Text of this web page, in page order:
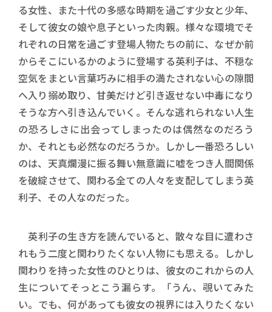
る女性、また十代の多感な時期を過ごす少女と少年、
そして彼女の娘や息子といった肉親。様々な環境でそ
れぞれの日常を過ごす登場人物たちの前に、なぜか前
からそこにいるかのように登場する英利子は、不穏な
空気をまとい言葉巧みに相手の満たされない心の隙間
へ入り搦め取り、甘美だけど引き返せない中毒になり
そうな方へ引き込んでいく。そんな逃れられない人生
の恐ろしさに出会ってしまったのは偶然なのだろう
か、それとも必然なのだろうか。しかし一番恐ろしい
のは、天真爛漫に振る舞い無意識に嘘をつき人間関係
を破綻させて、関わる全ての人々を支配してしまう英
利子、その人なのだった。
英利子の生き方を読んでいると、散々な目に遭わさ
れもう二度と関わりたくない人物にも思える。しかし
関わりを持った女性のひとりは、彼女のこれからの人
生についてそっとこう漏らす。「うん、覗いてみた
い。でも、何があっても彼女の視界には入りたくない